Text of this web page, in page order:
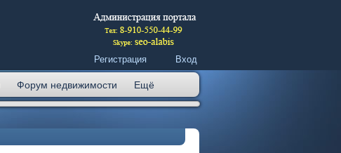
Регистрация Вход
Форум недвижимости Ещё